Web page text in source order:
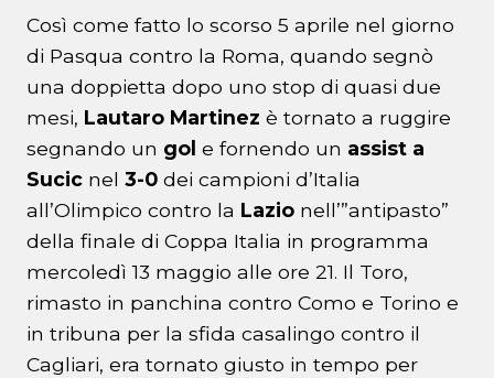
Così come fatto lo scorso 5 aprile nel giorno
di Pasqua contro la Roma, quando segnò
una doppietta dopo uno stop di quasi due
mesi, Lautaro Martinez è tornato a ruggire
segnando un gol e fornendo un assist a
Sucic nel 3-0 dei campioni d’Italia
all’Olimpico contro la Lazio nell’”antipasto”
della finale di Coppa Italia in programma
mercoledì 13 maggio alle ore 21. Il Toro,
rimasto in panchina contro Como e Torino e
in tribuna per la sfida casalingo contro il
Cagliari, era tornato giusto in tempo per